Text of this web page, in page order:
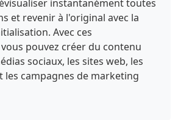
instantanément toutes
et revenir à l'original avec la
Avec ces
pouvez créer du contenu
sociaux, les sites web, les
les campagnes de marketing